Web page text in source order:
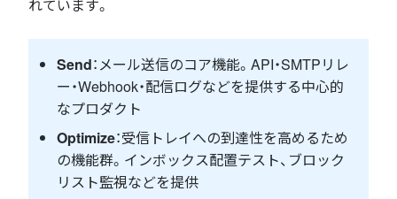
れています。
Send：メール送信のコア機能。API・SMTPリレ
ー・Webhook・配信ログなどを提供する中心的
なプロダクト
Optimize：受信トレイへの到達性を高めるため
の機能群。インボックス配置テスト、ブロック
リスト監視などを提供